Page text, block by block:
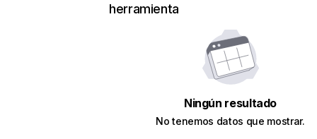
herramienta
Ningún resultado
No tenemos datos que mostrar.